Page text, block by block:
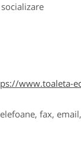
www.toaleta-
fax,